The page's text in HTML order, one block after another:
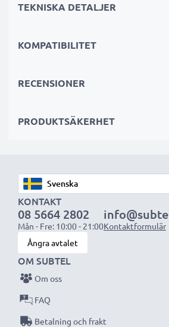
mer därtill. Det är därför de
Oumbärliga i alla fotografers
både proffs och amatörer.
kvaliteten. Beställ nu!
TEKNISKA DETALJER
KOMPATIBILITET
RECENSIONER
PRODUKTSÄKERHET
KONTAKT
08 5664 2802
Mån - Fre: 10:00 - 21:00Kontaktformulär
Ångra avtalet
OM SUBTEL
Om oss
FAQ
Betalning och frakt